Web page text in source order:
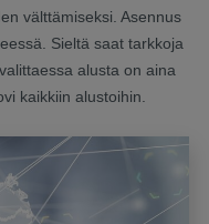
välttämiseksi. Asennus
Sieltä saat tarkkoja
alusta on aina
kaikkiin alustoihin.